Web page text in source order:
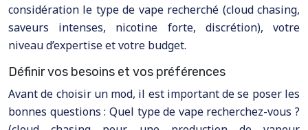
considération le type de vape recherché (cloud chasing,
saveurs intenses, nicotine forte, discrétion), votre
niveau d’expertise et votre budget.
Définir vos besoins et vos préférences
Avant de choisir un mod, il est important de se poser les
bonnes questions : Quel type de vape recherchez-vous ?